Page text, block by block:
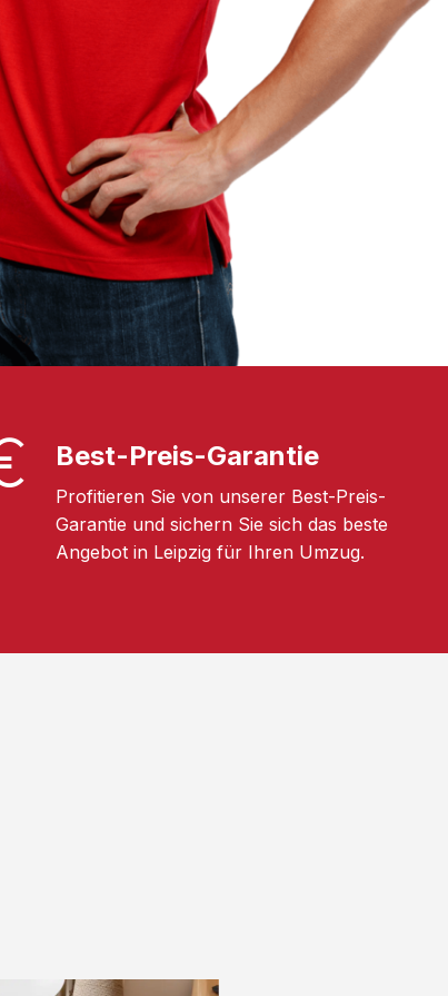
Best-Preis-Garantie
Profitieren Sie von unserer Best-Preis-
Garantie und sichern Sie sich das beste
Angebot in Leipzig für Ihren Umzug.